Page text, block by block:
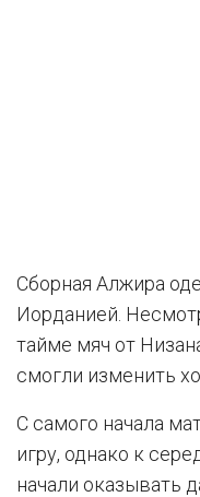
Сборная Алжира
Иорданией.
тайме мяч от
смогли изменить
С самого начала
игру, однако к
начали оказывать